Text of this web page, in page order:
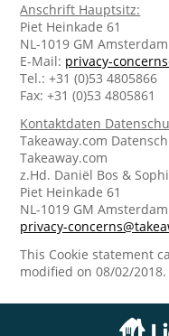
Anschrift Hauptsitz:
Piet Heinkade 61
NL-1019 GM Amsterdam
E-Mail: privacy-
Tel.: +31 (0)53 4805866
Fax: +31 (0)53 4805861
Kontaktdaten
Takeaway.com
Takeaway.com
z.Hd. Daniël Bos &
Piet Heinkade 61
NL-1019 GM Amsterdam
privacy-
This Cookie statement
modified on 08/02/2018.